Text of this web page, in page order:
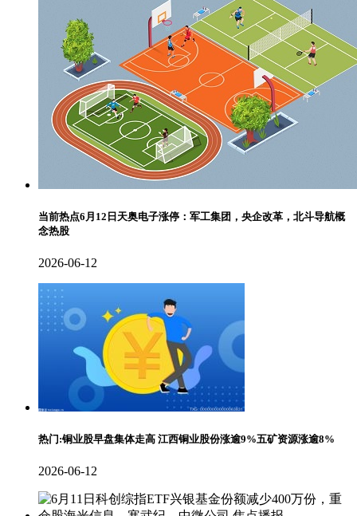
当前热点6月12日天奥电子涨停：军工集团，央企改革，北斗导航概
念热股
2026-06-12
热门:铜业股早盘集体走高 江西铜业股份涨逾9%五矿资源涨逾8%
2026-06-12